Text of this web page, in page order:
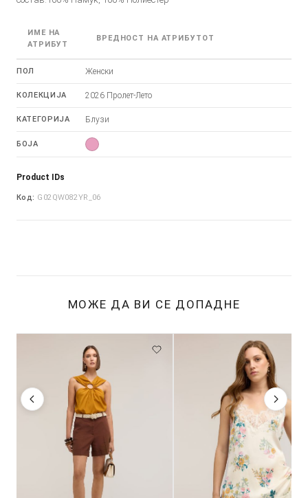
ИМЕ НА
АТРИБУТ
ВРЕДНОСТ НА АТРИБУТОТ
ПОЛ Женски
КОЛЕКЦИЈА 2026 Пролет-Лето
КАТЕГОРИЈА Блузи
БОЈА
Product IDs
Код: G02QW082YR_06
МОЖЕ ДА ВИ СЕ ДОПАДНЕ